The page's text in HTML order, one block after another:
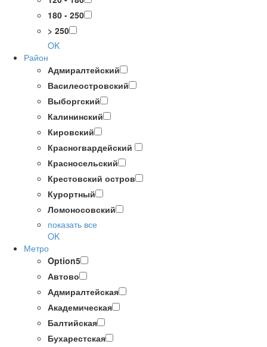
180 - 250
> 250
OK
Район
Адмиралтейский
Василеостровский
Выборгский
Калининский
Кировский
Красногвардейский
Красносельский
Крестовский остров
Курортный
Ломоносовский
показать все
OK
Метро
Option5
Автово
Адмиралтейская
Академическая
Балтийская
Бухарестская